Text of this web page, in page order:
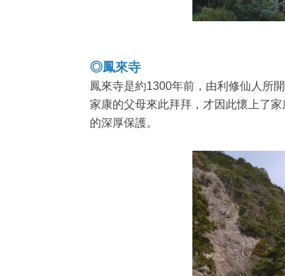
◎鳳來寺
鳳來寺是約1300年前，由利修仙人所
家康的父母來此拜拜，才因此懷上了
的深厚保護。